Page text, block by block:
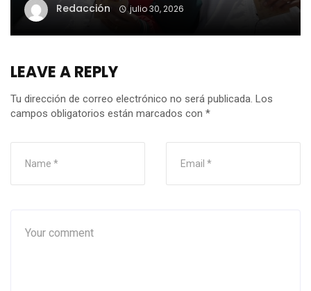
Redacción julio 30, 2026
LEAVE A REPLY
Tu dirección de correo electrónico no será publicada. Los
campos obligatorios están marcados con *